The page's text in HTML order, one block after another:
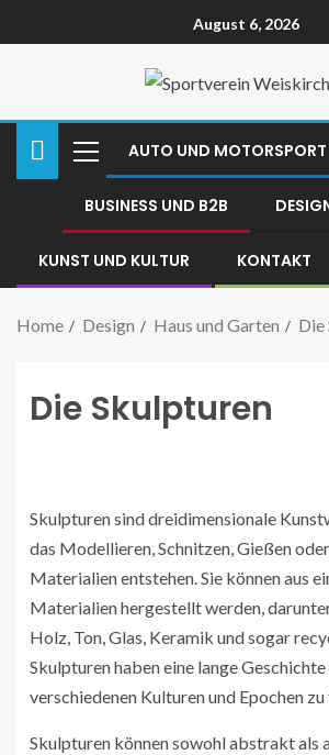
August 6, 2026
AUTO UND MOTORSPORT
BUSINESS UND B2B
KUNST UND KULTUR KONTAKT
Home Design Haus und Garten Die
Die Skulpturen
Skulpturen sind dreidimensionale
das Modellieren, Schnitzen, Gießen
Materialien entstehen. Sie können aus
Materialien hergestellt werden,
Holz, Ton, Glas, Keramik und sogar
Skulpturen haben eine lange
verschiedenen Kulturen und Epochen
Skulpturen können sowohl abstrakt als